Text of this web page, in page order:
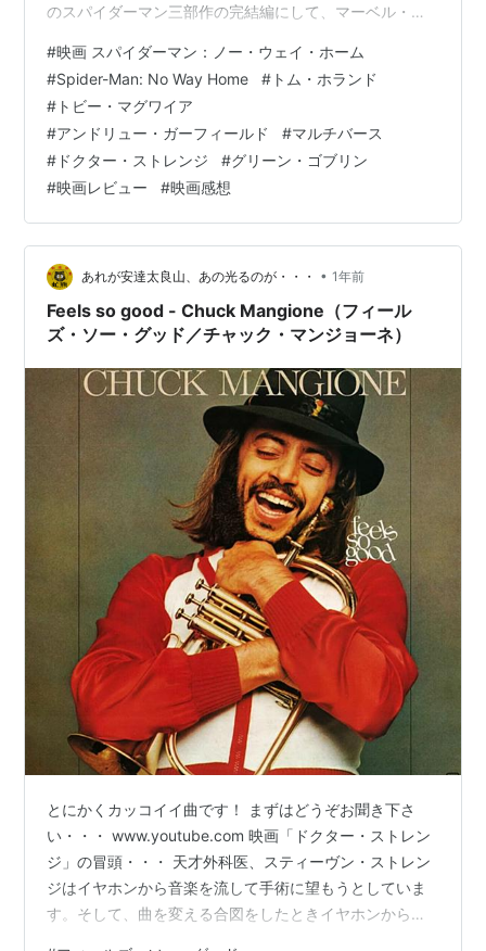
のスパイダーマン三部作の完結編にして、マーベル・シ
品となりました。前作『ファー・フロム・ホーム』のラ
ストで、ミステリオによって正体が世界中に晒され、殺
人犯の濡れ衣を着せられたピーター・パーカー（トム・
ホランド）の人生は一変します。彼は、事態を収束させ
るため、アベンジャーズの元仲間であるドクター・スト
レンジ（ベネディクト・カンバーバッチ）に、…
#映画 スパイダーマン：ノー・ウェイ・ホーム
#Spider-Man: No Way Home # トム・ホランド
# トビー・マグワイア
#アンドリュー・ガーフィールド #マルチバース
# ドクター・ストレンジ #グリーン・ゴブリン
#映画レビュー #映画感想
あれが安達太良山、あの光るのが・・・ • 1年前
Feels so good - Chuck Mangione（フィール
ズ・ソー・グッド／チャック・マンジョーネ）
とにかくカッコイイ曲です！ まずはどうぞお聞き下さ
い・・・ www.youtube.com 映画「ドクター・ストレン
ジ」の冒頭・・・ 天才外科医、スティーヴン・ストレン
ジはイヤホンから音楽を流して手術に望もうとしていま
す。そして、曲を変える合図をしたときイヤホンから流